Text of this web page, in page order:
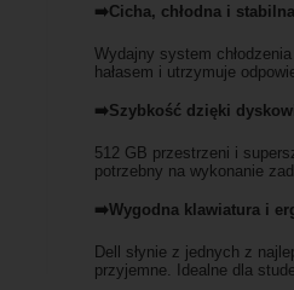
➡️Cicha, chłodna i
Wydajny system
hałasem i utrzymuje
➡️Szybkość dzięki
512 GB przestrzeni i
potrzebny na wykonanie
➡️Wygodna klawiatura i
Dell słynie z jednych z
przyjemne. Idealne dla